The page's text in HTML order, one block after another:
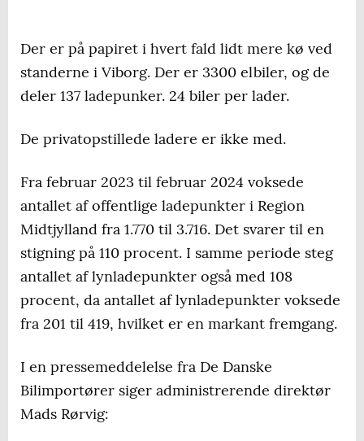
Der er på papiret i hvert fald lidt mere kø ved
standerne i Viborg. Der er 3300 elbiler, og de
deler 137 ladepunker. 24 biler per lader.
De privatopstillede ladere er ikke med.
Fra februar 2023 til februar 2024 voksede
antallet af offentlige ladepunkter i Region
Midtjylland fra 1.770 til 3.716. Det svarer til en
stigning på 110 procent. I samme periode steg
antallet af lynladepunkter også med 108
procent, da antallet af lynladepunkter voksede
fra 201 til 419, hvilket er en markant fremgang.
I en pressemeddelelse fra De Danske
Bilimportører siger administrerende direktør
Mads Rørvig: